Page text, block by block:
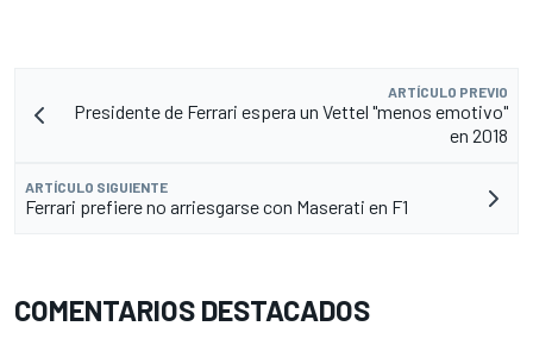
ARTÍCULO PREVIO
Presidente de Ferrari espera un Vettel "menos emotivo"
en 2018
ARTÍCULO SIGUIENTE
Ferrari prefiere no arriesgarse con Maserati en F1
COMENTARIOS DESTACADOS